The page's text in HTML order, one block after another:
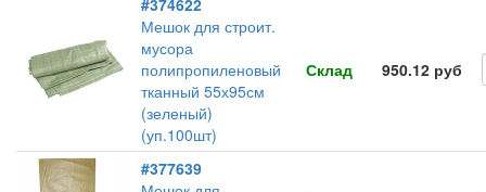
#374622
Мешок для строит.
мусора
полипропиленовый
тканный 55х95см
(зеленый)
(уп.100шт)
Склад 950.12 руб
#377639